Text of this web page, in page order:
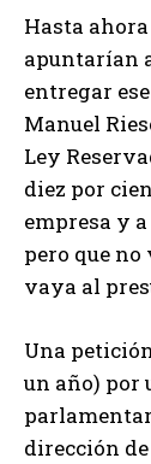
Hasta
apuntarían
entregar
Manuel
Ley
diez por
empresa y
pero que no
vaya al
Una
un año) por
dirección